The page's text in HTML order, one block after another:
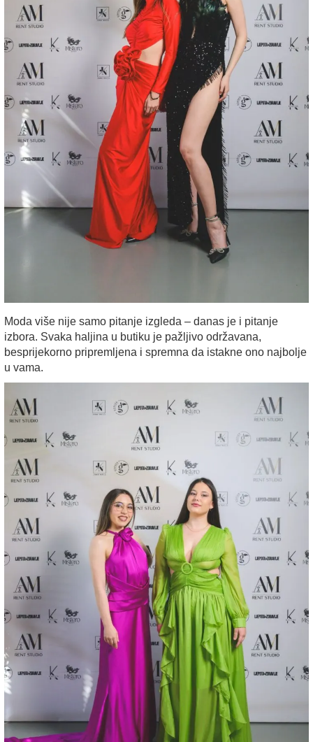
Moda više nije samo pitanje izgleda – danas je i pitanje
izbora. Svaka haljina u butiku je pažljivo održavana,
besprijekorno pripremljena i spremna da istakne ono najbolje
u vama.